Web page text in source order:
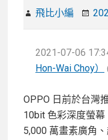
飛比小編
2021-07-06
Hon-Wai Choy）
OPPO 日前於台灣
10bit 色彩深度螢
5,000 萬畫素廣角